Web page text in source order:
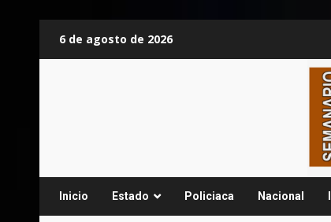
6 de agosto de 2026
Inicio Estado Policiaca Nacional